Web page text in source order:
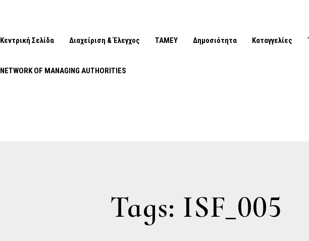
Κεντρική Σελίδα Διαχείριση & Έλεγχος ΤΑΜΕΥ Δημοσιότητα Καταγγελίες
NETWORK OF MANAGING AUTHORITIES
Tags: ISF_005